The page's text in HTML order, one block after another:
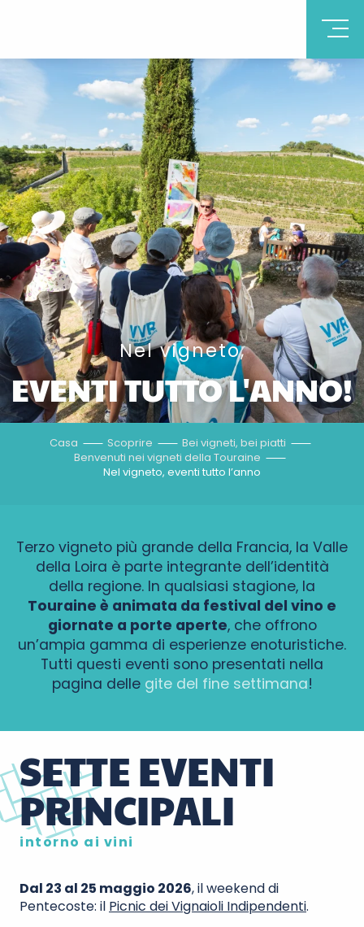
Nel vigneto,
EVENTI TUTTO L'ANNO!
Casa Scoprire
Bei vigneti, bei piatti
Benvenuti nei vigneti della Touraine
Nel vigneto, eventi tutto l’anno
Terzo vigneto più grande della Francia, la Valle
della Loira è parte integrante dell’identità
della regione. In qualsiasi stagione, la
Touraine è animata da festival del vino e
giornate a porte aperte, che offrono
un’ampia gamma di esperienze enoturistiche.
Tutti questi eventi sono presentati nella
pagina dellegite del fine settimana!
SETTE EVENTI
PRINCIPALI
intorno ai vini
Dal 23 al 25 maggio 2026, il weekend di
Pentecoste: il Picnic dei Vignaioli Indipendenti.